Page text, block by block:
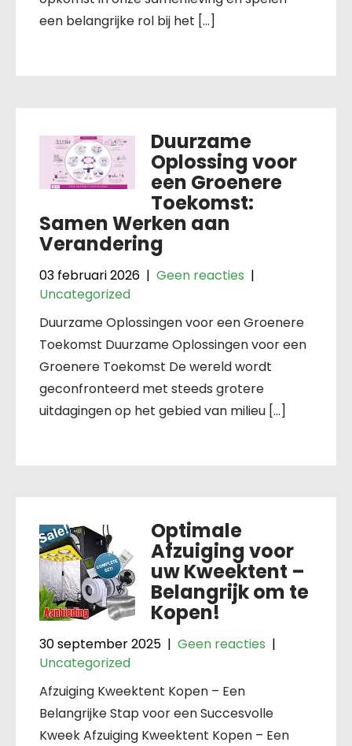
een belangrijke rol bij het […]
Duurzame
Oplossing voor
een Groenere
Toekomst:
Samen Werken aan
Verandering
03 februari 2026 | Geen reacties |
Uncategorized
Duurzame Oplossingen voor een Groenere
Toekomst Duurzame Oplossingen voor een
Groenere Toekomst De wereld wordt
geconfronteerd met steeds grotere
uitdagingen op het gebied van milieu […]
Optimale
Afzuiging voor
uw Kweektent –
Belangrijk om te
Kopen!
30 september 2025 | Geen reacties |
Uncategorized
Afzuiging Kweektent Kopen – Een
Belangrijke Stap voor een Succesvolle
Kweek Afzuiging Kweektent Kopen – Een